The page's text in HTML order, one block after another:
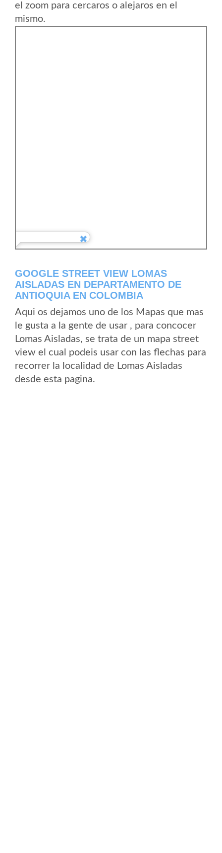
el zoom para cercaros o alejaros en el
mismo.
GOOGLE STREET VIEW LOMAS
AISLADAS EN DEPARTAMENTO DE
ANTIOQUIA EN COLOMBIA
Aqui os dejamos uno de los Mapas que mas
le gusta a la gente de usar , para concocer
Lomas Aisladas, se trata de un mapa street
view el cual podeis usar con las flechas para
recorrer la localidad de Lomas Aisladas
desde esta pagina.